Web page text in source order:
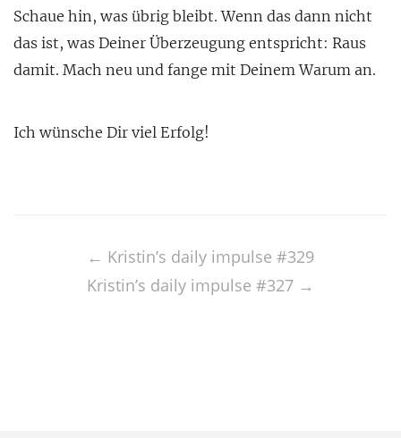
Schaue hin, was übrig bleibt. Wenn das dann nicht
das ist, was Deiner Überzeugung entspricht: Raus
damit. Mach neu und fange mit Deinem Warum an.
Ich wünsche Dir viel Erfolg!
navigation
← Kristin’s daily impulse #329
Kristin’s daily impulse #327 →